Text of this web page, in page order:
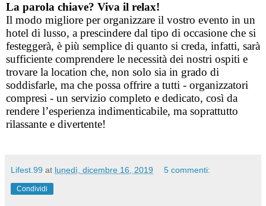
La parola chiave? Viva il relax!
Il modo migliore per organizzare il vostro evento in un
hotel di lusso, a prescindere dal tipo di occasione che si
festeggerà, è più semplice di quanto si creda, infatti, sarà
sufficiente comprendere le necessità dei nostri ospiti e
trovare la location che, non solo sia in grado di
soddisfarle, ma che possa offrire a tutti - organizzatori
compresi - un servizio completo e dedicato, così da
rendere l’esperienza indimenticabile, ma soprattutto
rilassante e divertente!
Lifest.99 at lunedì, dicembre 16, 2019 5 commenti:
Condividi